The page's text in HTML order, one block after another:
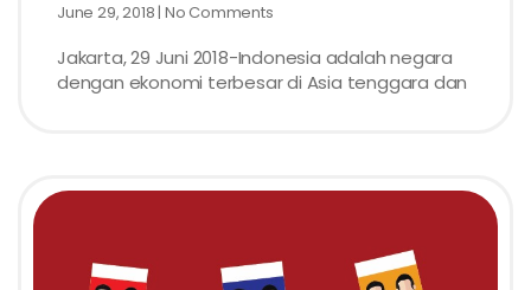
June 29, 2018 No Comments
Jakarta, 29 Juni 2018-Indonesia adalah negara
dengan ekonomi terbesar di Asia tenggara dan